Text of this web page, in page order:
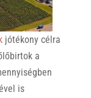
jótékony célra
a
is